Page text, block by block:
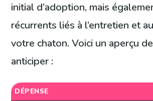
initial d’adoption, mais
récurrents liés à l’entretien et
votre chaton. Voici un aperçu
anticiper :
DÉPENSE